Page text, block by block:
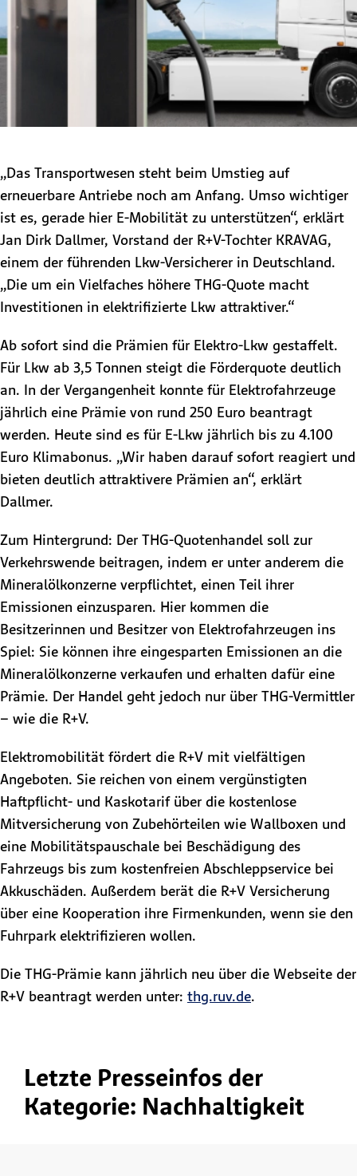
„Das Transportwesen steht beim Umstieg auf
erneuerbare Antriebe noch am Anfang. Umso wichtiger
ist es, gerade hier E-Mobilität zu unterstützen“, erklärt
Jan Dirk Dallmer, Vorstand der R+V-Tochter KRAVAG,
einem der führenden Lkw-Versicherer in Deutschland.
„Die um ein Vielfaches höhere THG-Quote macht
Investitionen in elektrifizierte Lkw attraktiver.“
Ab sofort sind die Prämien für Elektro-Lkw gestaffelt.
Für Lkw ab 3,5 Tonnen steigt die Förderquote deutlich
an. In der Vergangenheit konnte für Elektrofahrzeuge
jährlich eine Prämie von rund 250 Euro beantragt
werden. Heute sind es für E-Lkw jährlich bis zu 4.100
Euro Klimabonus. „Wir haben darauf sofort reagiert und
bieten deutlich attraktivere Prämien an“, erklärt
Dallmer.
Zum Hintergrund: Der THG-Quotenhandel soll zur
Verkehrswende beitragen, indem er unter anderem die
Mineralölkonzerne verpflichtet, einen Teil ihrer
Emissionen einzusparen. Hier kommen die
Besitzerinnen und Besitzer von Elektrofahrzeugen ins
Spiel: Sie können ihre eingesparten Emissionen an die
Mineralölkonzerne verkaufen und erhalten dafür eine
Prämie. Der Handel geht jedoch nur über THG-Vermittler
– wie die R+V.
Elektromobilität fördert die R+V mit vielfältigen
Angeboten. Sie reichen von einem vergünstigten
Haftpflicht- und Kaskotarif über die kostenlose
Mitversicherung von Zubehörteilen wie Wallboxen und
eine Mobilitätspauschale bei Beschädigung des
Fahrzeugs bis zum kostenfreien Abschleppservice bei
Akkuschäden. Außerdem berät die R+V Versicherung
über eine Kooperation ihre Firmenkunden, wenn sie den
Fuhrpark elektrifizieren wollen.
Die THG-Prämie kann jährlich neu über die Webseite der
R+V beantragt werden unter: thg.ruv.de.
Letzte Presseinfos der
Kategorie: Nachhaltigkeit